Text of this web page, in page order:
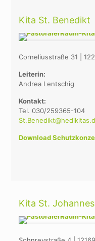
Kita St. Benedikt
Corneliusstraße 31 |
Leiterin:
Andrea Lentschig
Kontakt:
Tel. 030/259365-104
Download
Kita St.